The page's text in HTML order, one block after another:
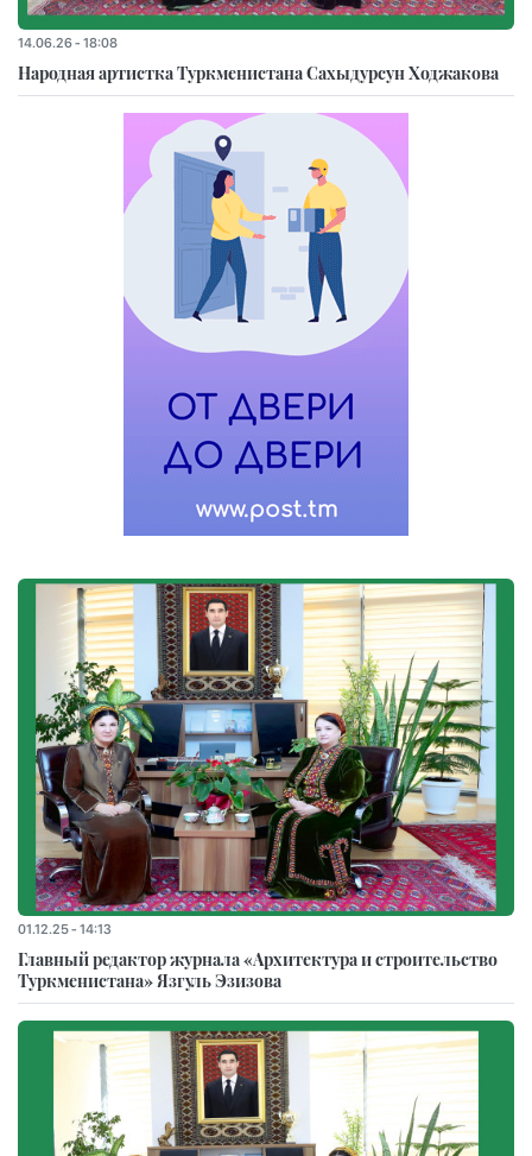
14.06.26 - 18:08
Народная артистка Туркменистана Сахыдурсун Ходжакова
01.12.25 - 14:13
Главный редактор журнала «Архитектура и строительство
Туркменистана» Язгуль Эзизова